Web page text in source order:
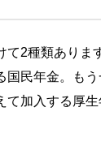
て2種類ありま
国民年金。も
加入する厚生